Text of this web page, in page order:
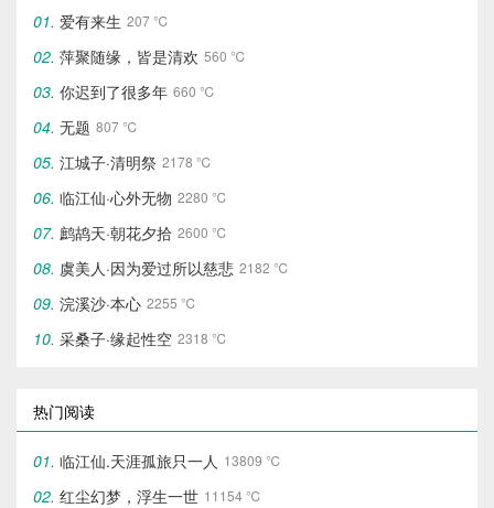
爱有来生 207 ℃
萍聚随缘，皆是清欢 560 ℃
你迟到了很多年 660 ℃
无题 807 ℃
江城子·清明祭 2178 ℃
临江仙·心外无物‌ 2280 ℃
鹧鸪天·朝花夕拾 2600 ℃
虞美人·因为爱过所以慈悲 2182 ℃
浣溪沙·本心 2255 ℃
采桑子·缘起性空 2318 ℃
热门阅读
临江仙.天涯孤旅只一人 13809 ℃
红尘幻梦，浮生一世 11154 ℃